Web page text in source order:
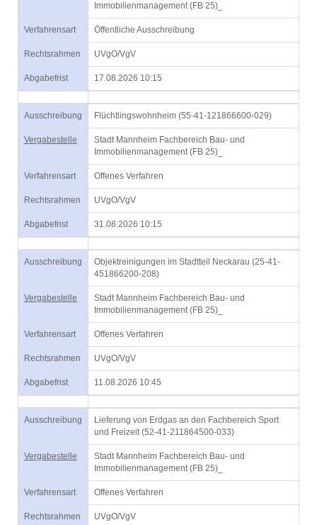
Immobilienmanagement (FB 25)_
Verfahrensart Öffentliche Ausschreibung
Rechtsrahmen UVgO/VgV
Abgabefrist 17.08.2026 10:15
Ausschreibung Flüchtlingswohnheim (55-41-121866600-029)
Vergabestelle
Stadt Mannheim Fachbereich Bau- und
Immobilienmanagement (FB 25)_
Verfahrensart Offenes Verfahren
Rechtsrahmen UVgO/VgV
Abgabefrist 31.08.2026 10:15
Ausschreibung
Objektreinigungen im Stadtteil Neckarau (25-41-
451866200-208)
Vergabestelle
Stadt Mannheim Fachbereich Bau- und
Immobilienmanagement (FB 25)_
Verfahrensart Offenes Verfahren
Rechtsrahmen UVgO/VgV
Abgabefrist 11.08.2026 10:45
Ausschreibung
Lieferung von Erdgas an den Fachbereich Sport
und Freizeit (52-41-211864500-033)
Vergabestelle
Stadt Mannheim Fachbereich Bau- und
Immobilienmanagement (FB 25)_
Verfahrensart Offenes Verfahren
Rechtsrahmen UVgO/VgV